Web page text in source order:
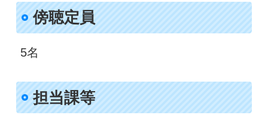
傍聴定員
5名
担当課等